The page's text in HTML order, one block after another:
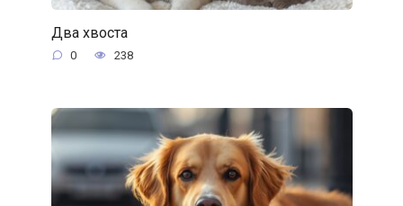
Два хвоста
0 238